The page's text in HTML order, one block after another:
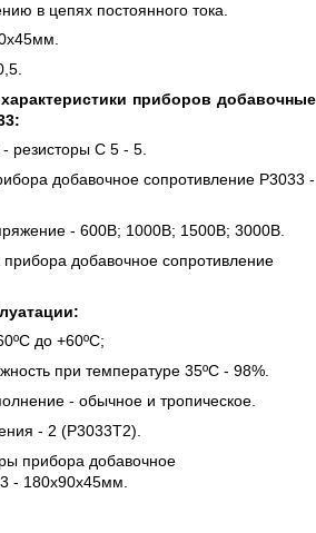
в цепях постоянного тока.
приборов добавочные
резисторы С 5 - 5.
добавочное сопротивление Р3033 -
- 600В; 1000В; 1500В; 3000В.
добавочное сопротивление
до +60ºС;
при температуре 35ºС - 98%.
- обычное и тропическое.
- 2 (Р3033Т2).
прибора добавочное
- 180х90х45мм.